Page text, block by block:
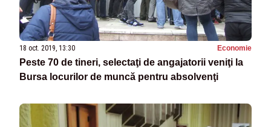
18 oct. 2019, 13:30 Economie
Peste 70 de tineri, selectaţi de angajatorii veniţi la
Bursa locurilor de muncă pentru absolvenţi